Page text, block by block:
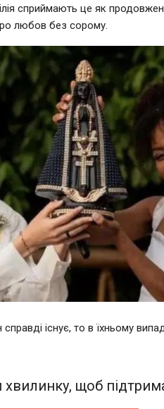
сприймають це як
любов без сорому.
існує, то в їхньому
щоб